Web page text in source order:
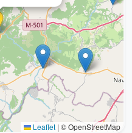
Leaflet | © OpenStreetMap